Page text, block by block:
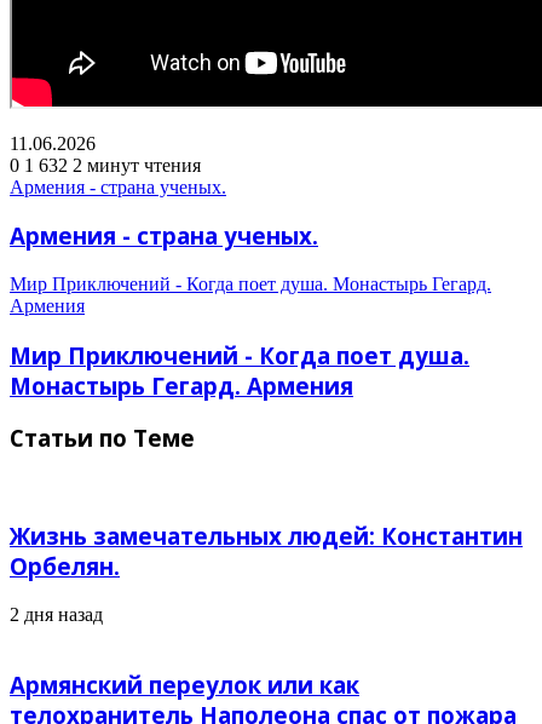
11.06.2026
0 1 632 2 минут чтения
Армения - страна ученых.
Армения - страна ученых.
Мир Приключений - Когда поет душа. Монастырь Гегард.
Армения
Мир Приключений - Когда поет душа.
Монастырь Гегард. Армения
Статьи по Теме
Жизнь замечательных людей: Константин
Орбелян.
2 дня назад
Армянский переулок или как
телохранитель Наполеона спас от пожара